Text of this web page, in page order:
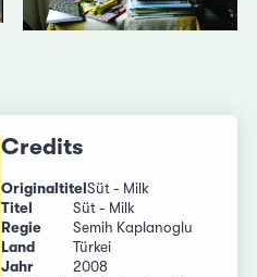
Credits
Originaltitel Süt - Milk
Titel
Süt - Milk
Regie
Semih Kaplanoglu
Land
Türkei
Jahr
2008